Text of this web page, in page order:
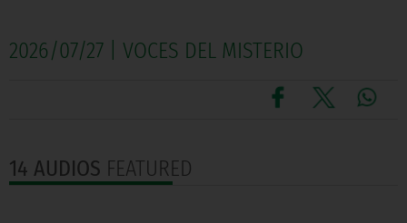
2026/07/27 | VOCES DEL MISTERIO
14 AUDIOS FEATURED